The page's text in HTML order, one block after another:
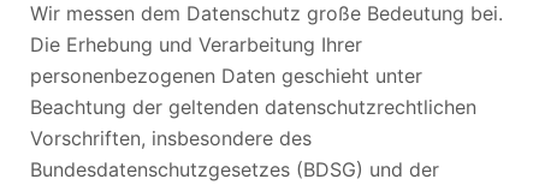
Wir messen dem Datenschutz große Bedeutung bei.
Die Erhebung und Verarbeitung Ihrer
personenbezogenen Daten geschieht unter
Beachtung der geltenden datenschutzrechtlichen
Vorschriften, insbesondere des
Bundesdatenschutzgesetzes (BDSG) und der